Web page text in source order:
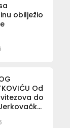
obilježio
Od
do